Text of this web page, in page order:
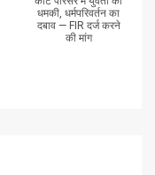
धमकी, धर्मपरिवर्तन का
दबाव — FIR दर्ज करने
की मांग